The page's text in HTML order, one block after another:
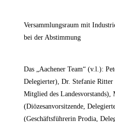
Versammlungsraum mit
bei der Abstimmung
Das „Aachener Team“ (v.l.):
Delegierter), Dr. Stefanie Ritter
Mitglied des Landesvorstands),
(Diözesanvorsitzende,
(Geschäftsführerin Prodia,